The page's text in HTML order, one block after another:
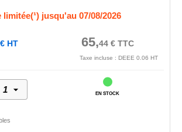
limitée(¹) jusqu'au 07/08/2026
HT 65,44€TTC
Taxe incluse : DEEE 0.06 HT
EN STOCK